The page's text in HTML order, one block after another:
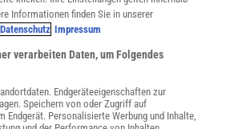
Gymglish
Informationen finden Sie in unserer
Datenschutz Impressum
verarbeiten Daten, um Folgendes
Endgeräteeigenschaften zur
Speichern von oder Zugriff auf
Endgerät. Personalisierte Werbung und Inhalte,